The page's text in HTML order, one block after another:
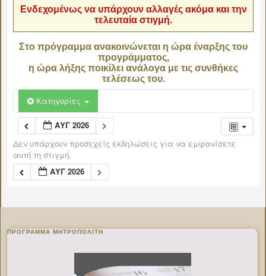
Ενδεχομένως να υπάρχουν αλλαγές ακόμα και την
τελευταία στιγμή.
Στο πρόγραμμα ανακοινώνεται η ώρα έναρξης του
προγράμματος,
η ώρα λήξης ποικίλει ανάλογα με τις συνθήκες
τελέσεως του.
Κατηγορίες
ΑΥΓ 2026
Δεν υπάρχουν προσεχείς εκδηλώσεις για να εμφανίσετε
αυτή τη στιγμή.
ΑΥΓ 2026
ΠΡΌΓΡΑΜΜΑ ΜΗΤΡΟΠΟΛΊΤΗ